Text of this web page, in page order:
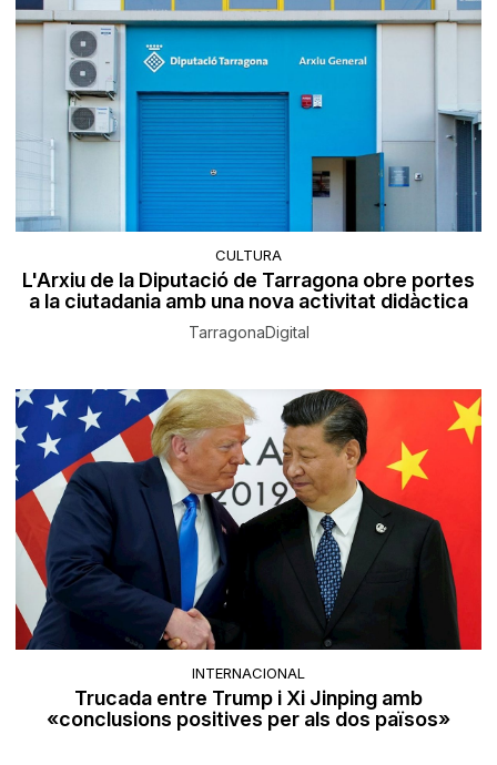
CULTURA
L'Arxiu de la Diputació de Tarragona obre portes
a la ciutadania amb una nova activitat didàctica
TarragonaDigital
INTERNACIONAL
Trucada entre Trump i Xi Jinping amb
«conclusions positives per als dos països»